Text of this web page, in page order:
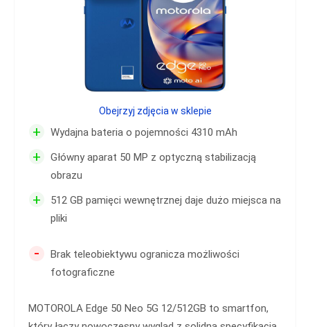
+ Wydajna bateria o pojemności 4310 mAh
+
Główny aparat 50 MP z optyczną stabilizacją
obrazu
+
512 GB pamięci wewnętrznej daje dużo miejsca na
pliki
-
Brak teleobiektywu ogranicza możliwości
fotograficzne
MOTOROLA Edge 50 Neo 5G 12/512GB to smartfon,
Obejrzyj zdjęcia w sklepie